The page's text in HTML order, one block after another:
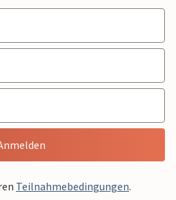
Teilnahmebedingungen.